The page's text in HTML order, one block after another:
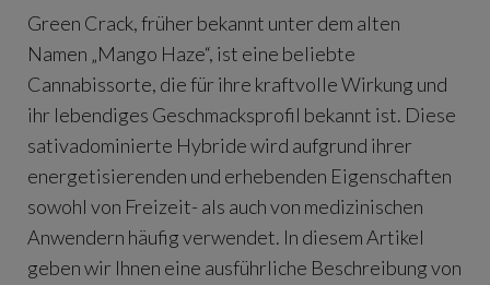
Green Crack, früher bekannt unter dem alten
Namen „Mango Haze“, ist eine beliebte
Cannabissorte, die für ihre kraftvolle Wirkung und
ihr lebendiges Geschmacksprofil bekannt ist. Diese
sativadominierte Hybride wird aufgrund ihrer
energetisierenden und erhebenden Eigenschaften
sowohl von Freizeit- als auch von medizinischen
Anwendern häufig verwendet. In diesem Artikel
geben wir Ihnen eine ausführliche Beschreibung von